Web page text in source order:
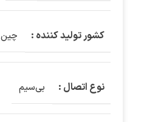
کشور تولید کننده : چین
نوع اتصال : بی‌سیم